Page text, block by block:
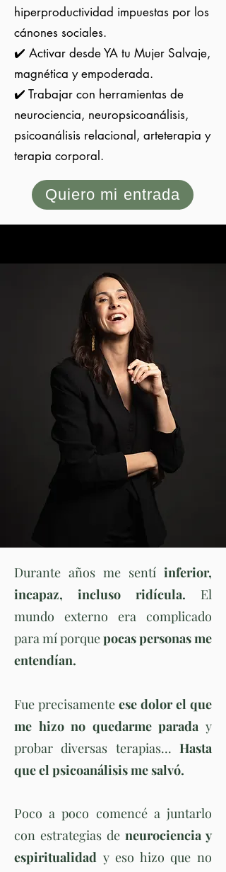
hiperproductividad impuestas por los
cánones sociales.
✔️ Activar desde YA tu Mujer Salvaje,
magnética y empoderada.
✔️ Trabajar con herramientas de
neurociencia, neuropsicoanálisis,
psicoanálisis relacional, arteterapia y
terapia corporal.
Quiero mi entrada
Durante años me sentí inferior,
incapaz, incluso ridícula. El
mundo externo era complicado
para mí porquepocas personas me
entendían.
Fue precisamente ese dolor el que
me hizo no quedarme parada y
probar diversas terapias... Hasta
que el psicoanálisis me salvó.
Poco a poco comencé a juntarlo
con estrategias de neurociencia y
espiritualidad y eso hizo que no